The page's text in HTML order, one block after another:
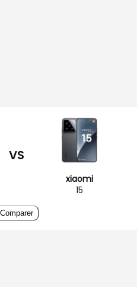
VS
xiaomi
15
Comparer